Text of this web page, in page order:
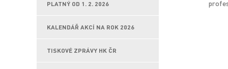
PLATNÝ OD 1. 2. 2026
KALENDÁŘ AKCÍ NA ROK 2026
TISKOVÉ ZPRÁVY HK ČR